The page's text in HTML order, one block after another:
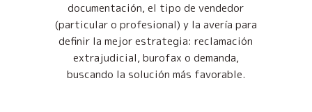
documentación, el tipo de vendedor
(particular o profesional) y la avería para
definir la mejor estrategia: reclamación
extrajudicial, burofax o demanda,
buscando la solución más favorable.